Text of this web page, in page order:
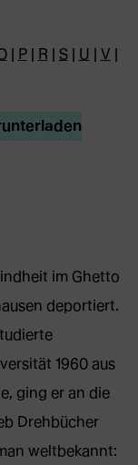
| P| R | S| U | V |
im Ghetto
deportiert.
1960 aus
ging er an die
Drehbücher
weltbekannt: